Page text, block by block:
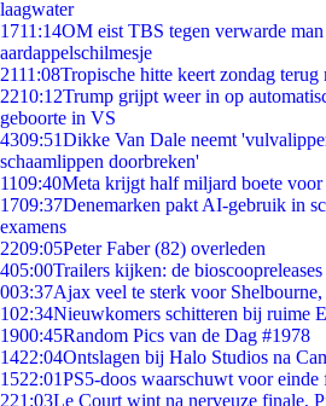
laagwater
1711:14OM eist TBS tegen verwarde
aardappelschilmesje
2111:08Tropische hitte keert zondag terug
2210:12Trump grijpt weer in op
geboorte in VS
4309:51Dikke Van Dale neemt
schaamlippen doorbreken'
1109:40Meta krijgt half miljard boete voor
1709:37Denemarken pakt AI-gebruik in
examens
2209:05Peter Faber (82) overleden
405:00Trailers kijken: de
003:37Ajax veel te sterk voor
102:34Nieuwkomers schitteren bij ruime
1900:45Random Pics van de Dag #1978
1422:04Ontslagen bij Halo Studios na
1522:01PS5-doos waarschuwt voor einde
221:03Le Court wint na nerveuze finale,